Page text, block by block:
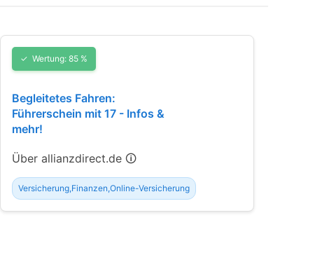
Wertung: 85 %
Begleitetes Fahren:
Führerschein mit 17 - Infos &
mehr!
Über allianzdirect.de 🛈
Versicherung,Finanzen,Online-Versicherung